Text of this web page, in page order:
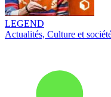
LEGEND
Actualités, Culture et